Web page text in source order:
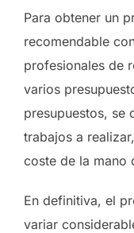
Para obtener un
recomendable
profesionales de
varios
presupuestos, se
trabajos a
coste de la mano
En definitiva, el
variar